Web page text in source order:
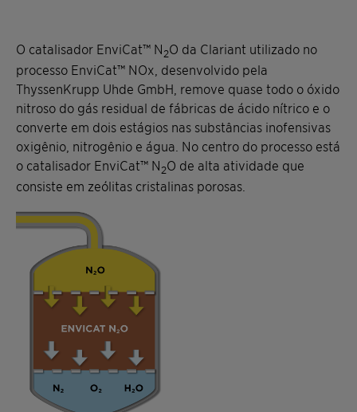
O catalisador EnviCat™ N2O da Clariant utilizado no
processo EnviCat™ NOx, desenvolvido pela
ThyssenKrupp Uhde GmbH, remove quase todo o óxido
nitroso do gás residual de fábricas de ácido nítrico e o
converte em dois estágios nas substâncias inofensivas
oxigênio, nitrogênio e água. No centro do processo está
o catalisador EnviCat™ N2O de alta atividade que
consiste em zeólitas cristalinas porosas.